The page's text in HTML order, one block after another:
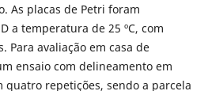
As placas de Petri foram
a temperatura de 25 ºC, com
Para avaliação em casa de
ensaio com delineamento em
quatro repetições, sendo a parcela